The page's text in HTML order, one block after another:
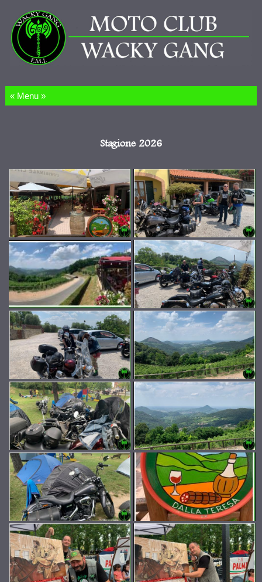
Salta al contenuto
Stagione 2026